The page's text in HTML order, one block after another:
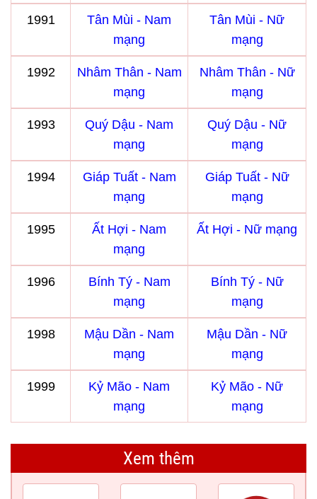
1991
Tân Mùi - Nam
mạng
Tân Mùi - Nữ
mạng
1992
Nhâm Thân - Nam
mạng
Nhâm Thân - Nữ
mạng
1993
Quý Dậu - Nam
mạng
Quý Dậu - Nữ
mạng
1994
Giáp Tuất - Nam
mạng
Giáp Tuất - Nữ
mạng
1995
Ất Hợi - Nam
mạng
Ất Hợi - Nữ mạng
1996
Bính Tý - Nam
mạng
Bính Tý - Nữ
mạng
1998
Mậu Dần - Nam
mạng
Mậu Dần - Nữ
mạng
1999
Kỷ Mão - Nam
mạng
Kỷ Mão - Nữ
mạng
Xem thêm